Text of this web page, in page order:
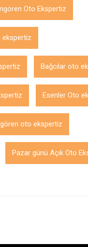
Oto Ekspertiz
ekspertiz
Bağcılar oto
Esenler Oto
oto ekspertiz
Pazar günü Açık Oto